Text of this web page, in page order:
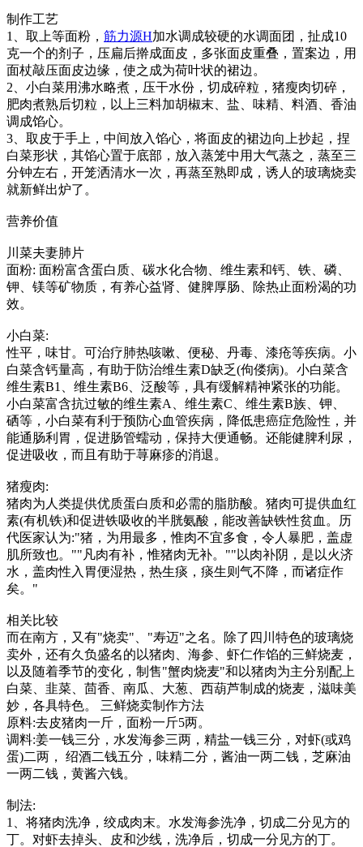
制作工艺
1、取上等面粉， 筋力源H加水调成较硬的水调面团，扯成10
克一个的剂子，压扁后擀成面皮，多张面皮重叠，置案边，用
面杖敲压面皮边缘，使之成为荷叶状的裙边。
2、小白菜用沸水略煮，压干水份，切成碎粒，猪瘦肉切碎，
肥肉煮熟后切粒，以上三料加胡椒末、盐、味精、料酒、香油
调成馅心。
3、取皮于手上，中间放入馅心，将面皮的裙边向上抄起，捏
白菜形状，其馅心置于底部，放入蒸笼中用大气蒸之，蒸至三
分钟左右，开笼洒清水一次，再蒸至熟即成，诱人的玻璃烧卖
就新鲜出炉了。
营养价值
川菜夫妻肺片
面粉: 面粉富含蛋白质、碳水化合物、维生素和钙、铁、磷、
钾、镁等矿物质，有养心益肾、健脾厚肠、除热止面粉渴的功
效。
小白菜:
性平，味甘。可治疗肺热咳嗽、便秘、丹毒、漆疮等疾病。小
白菜含钙量高，有助于防治维生素D缺乏(佝偻病)。小白菜含
维生素B1、维生素B6、泛酸等，具有缓解精神紧张的功能。
小白菜富含抗过敏的维生素A、维生素C、维生素B族、钾、
硒等，小白菜有利于预防心血管疾病，降低患癌症危险性，并
能通肠利胃，促进肠管蠕动，保持大便通畅。还能健脾利尿，
促进吸收，而且有助于荨麻疹的消退。
猪瘦肉:
猪肉为人类提供优质蛋白质和必需的脂肪酸。猪肉可提供血红
素(有机铁)和促进铁吸收的半胱氨酸，能改善缺铁性贫血。历
代医家认为:"猪，为用最多，惟肉不宜多食，令人暴肥，盖虚
肌所致也。""凡肉有补，惟猪肉无补。""以肉补阴，是以火济
水，盖肉性入胃便湿热，热生痰，痰生则气不降，而诸症作
矣。"
相关比较
而在南方，又有"烧卖"、"寿迈"之名。除了四川特色的玻璃烧
卖外，还有久负盛名的以猪肉、海参、虾仁作馅的三鲜烧麦，
以及随着季节的变化，制售"蟹肉烧麦"和以猪肉为主分别配上
白菜、韭菜、茴香、南瓜、大葱、西葫芦制成的烧麦，滋味美
妙，各具特色。 三鲜烧卖制作方法
原料:去皮猪肉一斤，面粉一斤5两。
调料:姜一钱三分，水发海参三两，精盐一钱三分，对虾(或鸡
蛋)二两， 绍酒二钱五分，味精二分，酱油一两二钱，芝麻油
一两二钱，黄酱六钱。
制法:
1、将猪肉洗净，绞成肉末。水发海参洗净，切成二分见方的
丁。对虾去掉头、皮和沙线，洗净后，切成一分见方的丁。